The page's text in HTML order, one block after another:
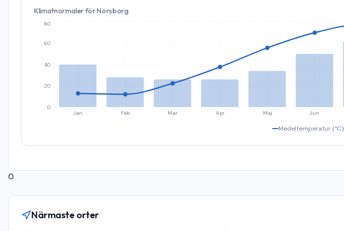
Klimatnormaler förNorsborg
Jan Feb Mar Apr Maj Jun
0
20
40
60
80
Medeltemperatur (°C)
0
Närmaste orter